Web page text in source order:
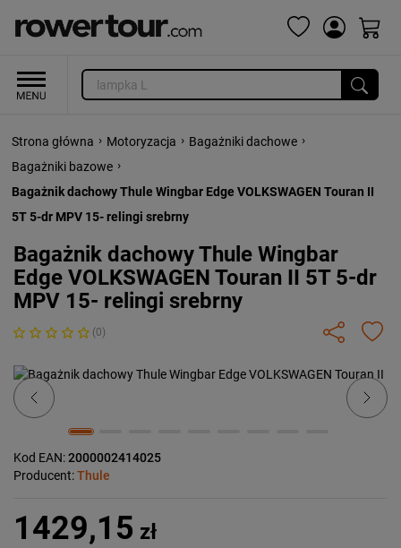
Strona główna › Motoryzacja › Bagażniki dachowe ›
Bagażniki bazowe ›
Bagażnik dachowy Thule Wingbar Edge VOLKSWAGEN Touran II
5T 5-dr MPV 15- relingi srebrny
Bagażnik dachowy Thule Wingbar
Edge VOLKSWAGEN Touran II 5T 5-dr
MPV 15- relingi srebrny
(0)
Previous Next
Kod EAN:2000002414025
Producent:Thule
1429,15 zł